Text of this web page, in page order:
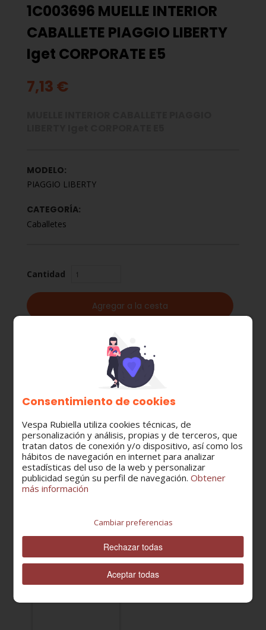
1C003696 MUELLE INTERIOR
CABALLETE PIAGGIO LIBERTY
Iget CORPORATE E5
7,13 €
MODELO:
PIAGGIO LIBERTY
CATEGORÍA:
Caballetes
Cantidad
También pueden
interesarte:
668867
MUELLE
LIBERTY
CORPORATE
Consentimiento de cookies
Vespa Rubiella utiliza cookies técnicas, de
personalización y análisis, propias y de terceros, que
tratan datos de conexión y/o dispositivo, así como los
hábitos de navegación en internet para analizar
estadísticas del uso de la web y personalizar
publicidad según su perfil de navegación.Obtener
más información
Cambiar preferencias
Rechazar todas
Aceptar todas